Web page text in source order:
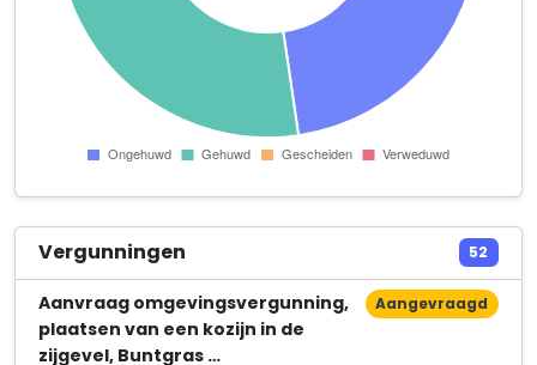
Food Business Invest
Strandschelpenbank 9
Hama Transport
Kraaienhorst 21
Hannus Holding B.V.
Flevoweg 5 B
Vergunningen 52
Aanvraag omgevingsvergunning,
plaatsen van een kozijn in de
zijgevel, Buntgras …
Aangevraagd